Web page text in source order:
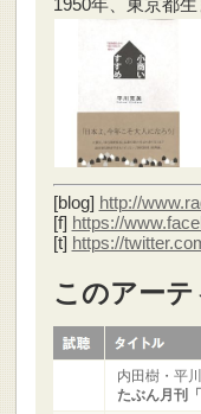
1950年、東京都
[blog] http://
[f] https://
[t] https://
このアーテ
内田樹・平
たぶん月刊